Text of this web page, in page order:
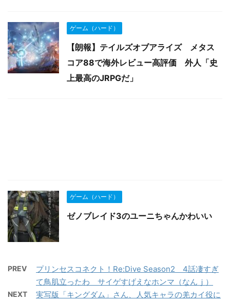
ゲーム（ハード）
【朗報】テイルズオブアライズ メタス
コア88で海外レビュー高評価 外人「史
上最高のJRPGだ」
ゲーム（ハード）
ゼノブレイド3のユーニちゃんかわいい
PREV
プリンセスコネクト！Re:Dive Season2 4話凄すぎ
て鳥肌立ったわ サイゲすげえなホンマ（なんｊ）
NEXT
実写版「キングダム」さん、人気キャラの羌カイ役に